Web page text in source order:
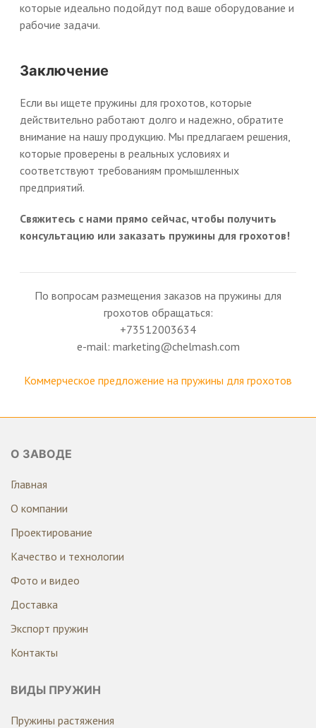
которые идеально подойдут под ваше оборудование и
рабочие задачи.
Заключение
Если вы ищете пружины для грохотов, которые
действительно работают долго и надежно, обратите
внимание на нашу продукцию. Мы предлагаем решения,
которые проверены в реальных условиях и
соответствуют требованиям промышленных
предприятий.
Свяжитесь с нами прямо сейчас, чтобы получить
консультацию или заказать пружины для грохотов!
По вопросам размещения заказов на пружины для
грохотов обращаться:
+73512003634
e-mail: marketing@chelmash.com
Коммерческое предложение на пружины для грохотов
О ЗАВОДЕ
Главная
О компании
Проектирование
Качество и технологии
Фото и видео
Доставка
Экспорт пружин
Контакты
ВИДЫ ПРУЖИН
Пружины растяжения